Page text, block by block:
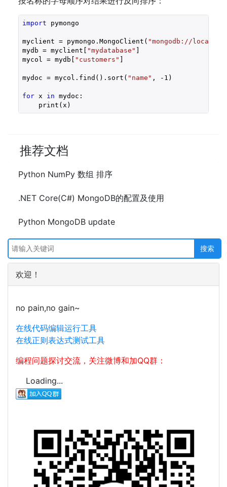
import pymongo
myclient = pymongo.MongoClient( "mongodb://
mydb = myclient[ "mydatabase" ]
mycol = mydb[ "customers" ]
mydoc = mycol.find().sort( "name" , -1 )
for x in mydoc:
    print(x)
推荐文档
Python NumPy 数组 排序
.NET Core(C#) MongoDB的配置及使用
Python MongoDB update
欢迎！
no pain,no gain~
在线代码编辑运行工具
在线正则表达式测试工具
编程问题探讨交流，关注微博和加QQ群：
Loading...